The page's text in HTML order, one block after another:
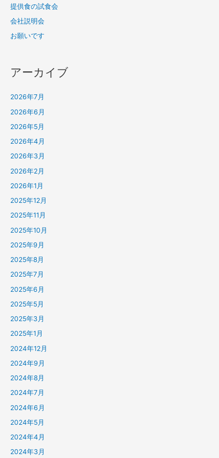
提供食の試食会
会社説明会
お願いです
アーカイブ
2026年7月
2026年6月
2026年5月
2026年4月
2026年3月
2026年2月
2026年1月
2025年12月
2025年11月
2025年10月
2025年9月
2025年8月
2025年7月
2025年6月
2025年5月
2025年3月
2025年1月
2024年12月
2024年9月
2024年8月
2024年7月
2024年6月
2024年5月
2024年4月
2024年3月